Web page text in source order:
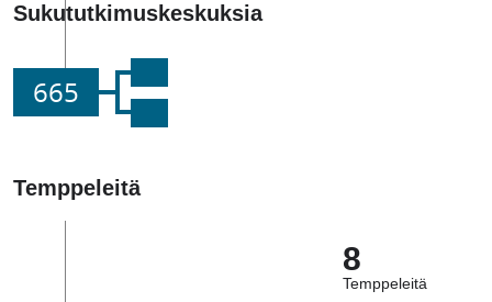
Sukututkimuskeskuksia
665
Temppeleitä
8
Temppeleitä